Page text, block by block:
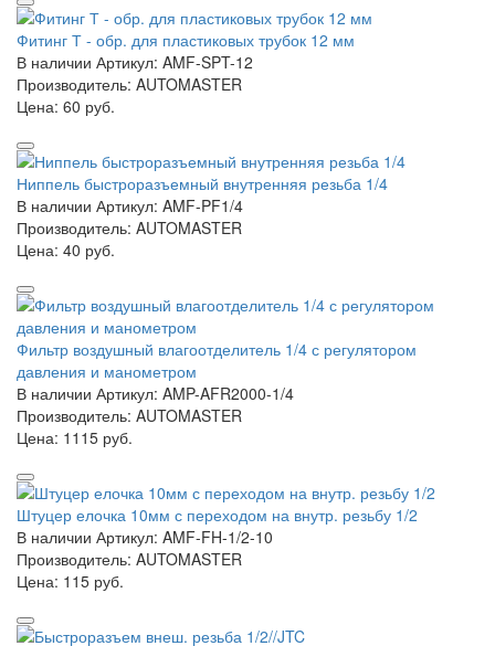
Фитинг Т - обр. для пластиковых трубок 12 мм
В наличии Артикул: AMF-SPT-12
Производитель: AUTOMASTER
Цена: 60 руб.
Ниппель быстроразъемный внутренняя резьба 1/4
В наличии Артикул: AMF-PF1/4
Производитель: AUTOMASTER
Цена: 40 руб.
Фильтр воздушный влагоотделитель 1/4 с регулятором
давления и манометром
В наличии Артикул: AMP-AFR2000-1/4
Производитель: AUTOMASTER
Цена: 1115 руб.
Штуцер елочка 10мм с переходом на внутр. резьбу 1/2
В наличии Артикул: AMF-FH-1/2-10
Производитель: AUTOMASTER
Цена: 115 руб.